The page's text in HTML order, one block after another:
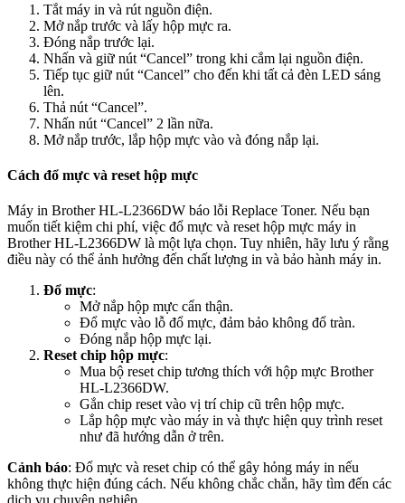
Tắt máy in và rút nguồn điện.
Mở nắp trước và lấy hộp mực ra.
Đóng nắp trước lại.
Nhấn và giữ nút “Cancel” trong khi cắm lại nguồn điện.
Tiếp tục giữ nút “Cancel” cho đến khi tất cả đèn LED sáng
lên.
Thả nút “Cancel”.
Nhấn nút “Cancel” 2 lần nữa.
Mở nắp trước, lắp hộp mực vào và đóng nắp lại.
Cách đổ mực và reset hộp mực
Máy in Brother HL-L2366DW báo lỗi Replace Toner. Nếu bạn
muốn tiết kiệm chi phí, việc đổ mực và reset hộp mực máy in
Brother HL-L2366DW là một lựa chọn. Tuy nhiên, hãy lưu ý rằng
điều này có thể ảnh hưởng đến chất lượng in và bảo hành máy in.
Đổ mực:
Mở nắp hộp mực cẩn thận.
Đổ mực vào lỗ đổ mực, đảm bảo không đổ tràn.
Đóng nắp hộp mực lại.
Reset chip hộp mực:
Mua bộ reset chip tương thích với hộp mực Brother
HL-L2366DW.
Gắn chip reset vào vị trí chip cũ trên hộp mực.
Lắp hộp mực vào máy in và thực hiện quy trình reset
như đã hướng dẫn ở trên.
Cảnh báo: Đổ mực và reset chip có thể gây hỏng máy in nếu
không thực hiện đúng cách. Nếu không chắc chắn, hãy tìm đến các